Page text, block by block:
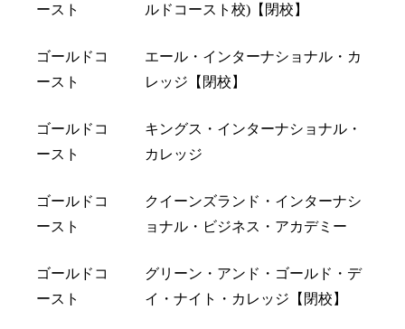
ースト
ルドコースト校)【閉校】
ゴールドコ
ースト
エール・インターナショナル・カ
レッジ【閉校】
ゴールドコ
ースト
キングス・インターナショナル・
カレッジ
ゴールドコ
ースト
クイーンズランド・インターナシ
ョナル・ビジネス・アカデミー
ゴールドコ
ースト
グリーン・アンド・ゴールド・デ
イ・ナイト・カレッジ【閉校】